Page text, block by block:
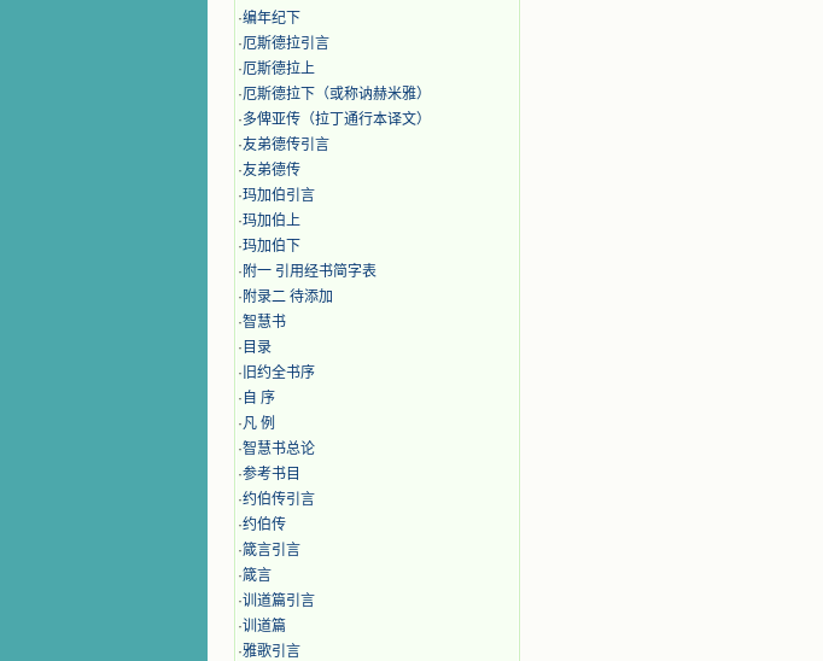
·编年纪下
·厄斯德拉引言
·厄斯德拉上
·厄斯德拉下（或称讷赫米雅）
·多俾亚传（拉丁通行本译文）
·友弟德传引言
·友弟德传
·玛加伯引言
·玛加伯上
·玛加伯下
· 附一 引用经书简字表
· 附录二 待添加
·智慧书
· 目录
· 旧约全书序
· 自 序
·凡 例
·智慧书总论
·参考书目
·约伯传引言
·约伯传
·箴言引言
·箴言
·训道篇引言
·训道篇
·雅歌引言